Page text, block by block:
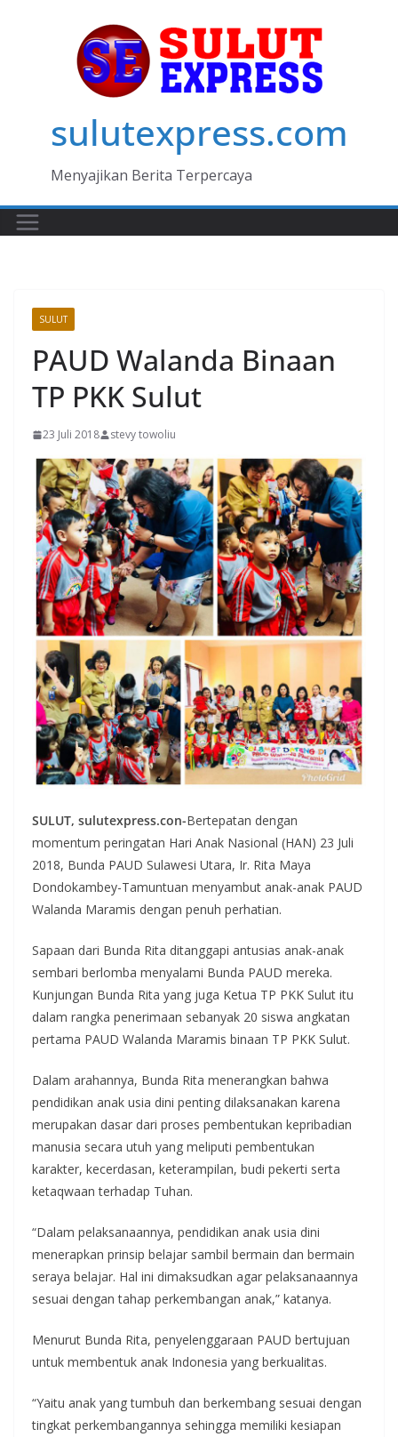
sulutexpress.com
Menyajikan Berita Terpercaya
SULUT
PAUD Walanda Binaan
TP PKK Sulut
23 Juli 2018 stevy towoliu
SULUT, sulutexpress.con-Bertepatan dengan
momentum peringatan Hari Anak Nasional (HAN) 23 Juli
2018, Bunda PAUD Sulawesi Utara, Ir. Rita Maya
Dondokambey-Tamuntuan menyambut anak-anak PAUD
Walanda Maramis dengan penuh perhatian.
Sapaan dari Bunda Rita ditanggapi antusias anak-anak
sembari berlomba menyalami Bunda PAUD mereka.
Kunjungan Bunda Rita yang juga Ketua TP PKK Sulut itu
dalam rangka penerimaan sebanyak 20 siswa angkatan
pertama PAUD Walanda Maramis binaan TP PKK Sulut.
Dalam arahannya, Bunda Rita menerangkan bahwa
pendidikan anak usia dini penting dilaksanakan karena
merupakan dasar dari proses pembentukan kepribadian
manusia secara utuh yang meliputi pembentukan
karakter, kecerdasan, keterampilan, budi pekerti serta
ketaqwaan terhadap Tuhan.
“Dalam pelaksanaannya, pendidikan anak usia dini
menerapkan prinsip belajar sambil bermain dan bermain
seraya belajar. Hal ini dimaksudkan agar pelaksanaannya
sesuai dengan tahap perkembangan anak,” katanya.
Menurut Bunda Rita, penyelenggaraan PAUD bertujuan
untuk membentuk anak Indonesia yang berkualitas.
“Yaitu anak yang tumbuh dan berkembang sesuai dengan
tingkat perkembangannya sehingga memiliki kesiapan